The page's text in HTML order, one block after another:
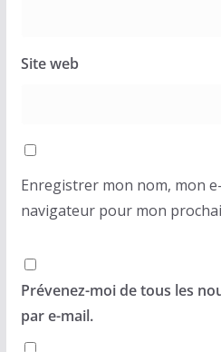
Site web
Enregistrer mon nom, mon
navigateur pour mon
Prévenez-moi de tous les
par e-mail.